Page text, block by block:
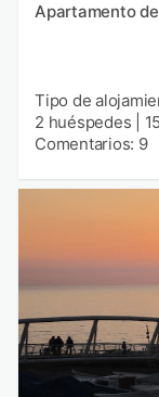
Apartamento de
Tipo de
2 huéspedes
Comentarios: 9